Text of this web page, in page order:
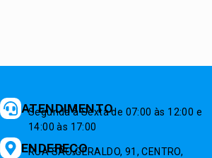
ATENDIMENTO
Segunda à Sexta de 07:00 às 12:00 e
14:00 às 17:00
ENDEREÇO
RUA SÃO GERALDO, 91, CENTRO,